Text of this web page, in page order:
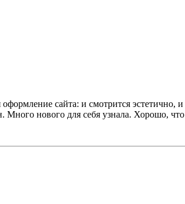
сайта: и смотрится эстетично, и
Много нового для себя узнала. Хорошо, что